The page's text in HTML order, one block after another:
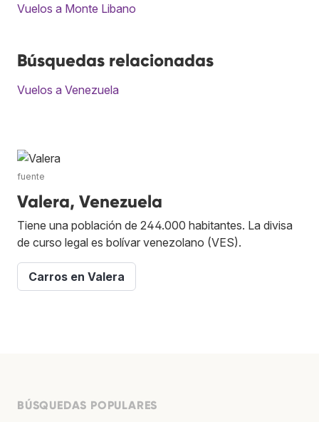
Vuelos a Monte Libano
Búsquedas relacionadas
Vuelos a Venezuela
fuente
Valera, Venezuela
Tiene una población de 244.000 habitantes. La divisa
de curso legal es bolívar venezolano (VES).
Carros en Valera
BÚSQUEDAS POPULARES